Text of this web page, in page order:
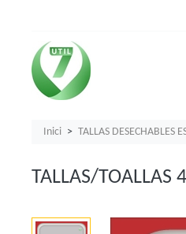
Inici TALLAS DESECHABLES
TALLAS/TOALLAS